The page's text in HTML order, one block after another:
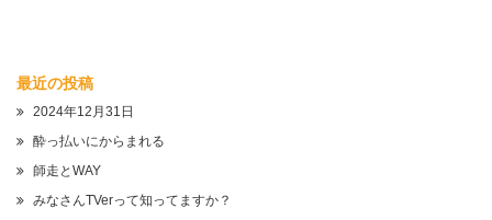
最近の投稿
2024年12月31日
酔っ払いにからまれる
師走とWAY
みなさんTVerって知ってますか？